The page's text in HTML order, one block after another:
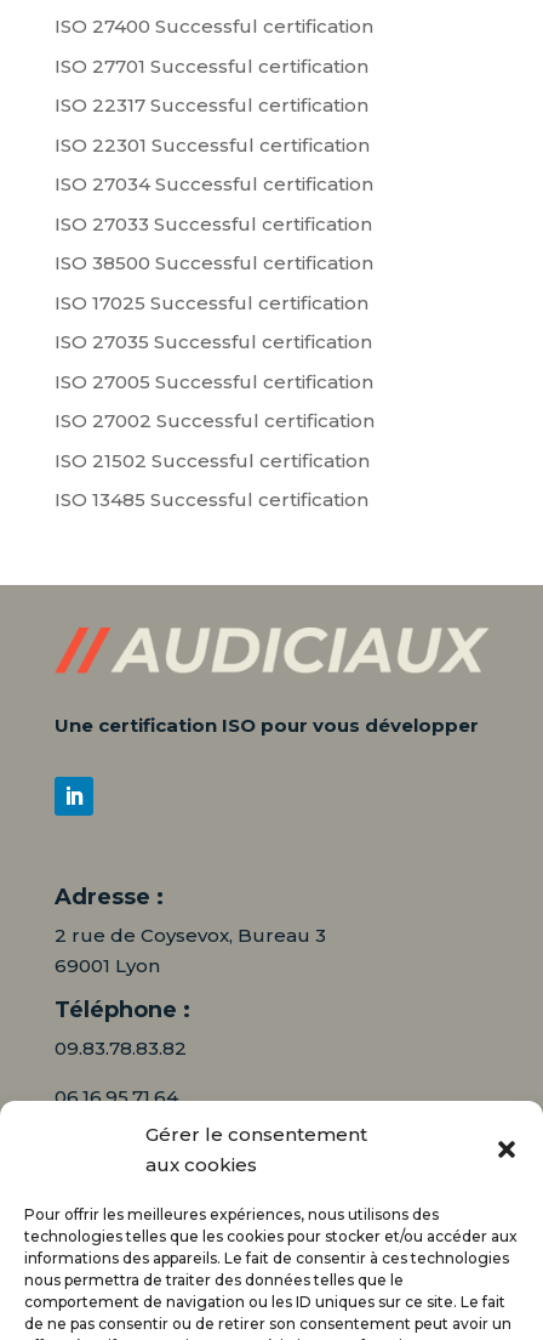
Gérer le consentement
aux cookies
Pour offrir les meilleures expériences, nous utilisons des
technologies telles que les cookies pour stocker et/ou accéder aux
informations des appareils. Le fait de consentir à ces technologies
nous permettra de traiter des données telles que le
comportement de navigation ou les ID uniques sur ce site. Le fait
de ne pas consentir ou de retirer son consentement peut avoir un
ISO 27400 Successful certification
ISO 27701 Successful certification
ISO 22317 Successful certification
ISO 22301 Successful certification
ISO 27034 Successful certification
ISO 27033 Successful certification
ISO 38500 Successful certification
ISO 17025 Successful certification
ISO 27035 Successful certification
ISO 27005 Successful certification
ISO 27002 Successful certification
ISO 21502 Successful certification
ISO 13485 Successful certification
Une certification ISO pour vous développer
Adresse :
2 rue de Coysevox, Bureau 3
69001 Lyon
Téléphone :
09.83.78.83.82
06.16.95.71.64
contact@audiciaux.fr
E-mail*